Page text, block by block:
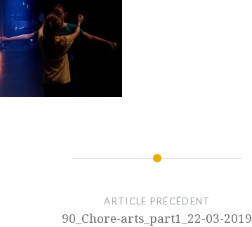
ARTICLE PRÉCÉDENT
90_Chore-arts_part1_22-03-2019